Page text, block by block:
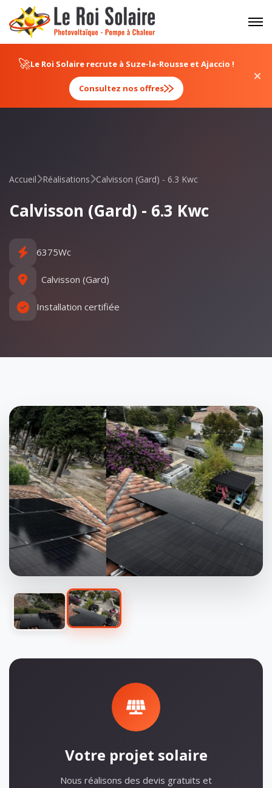
🚀Le Roi Solaire recrute à Suze-la-Rousse et Ajaccio !
Consultez nos offres
Accueil Réalisations Calvisson (Gard) - 6.3 Kwc
Calvisson (Gard) - 6.3 Kwc
6375Wc
Calvisson (Gard)
Installation certifiée
Votre projet solaire
Nous réalisons des devis gratuits et
Panneau de gestion des cookies